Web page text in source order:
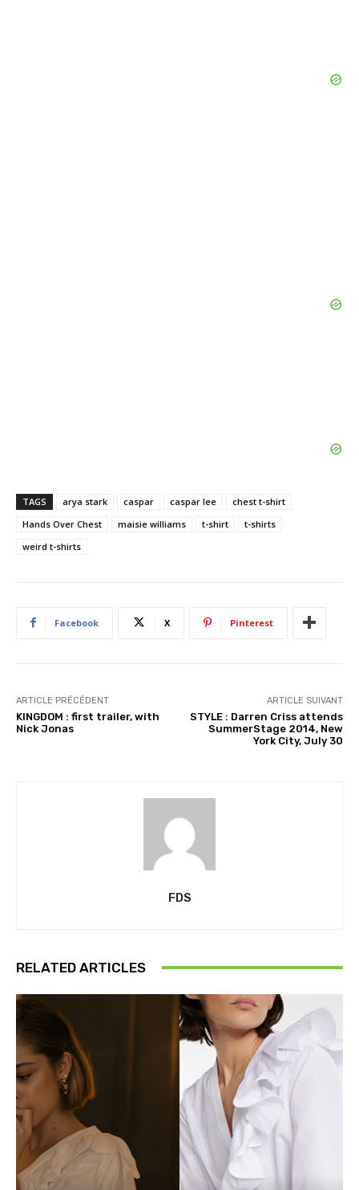
TAGS arya stark caspar caspar lee
chest t-shirt
Hands Over Chest
maisie williams t-shirt
t-shirts
weird t-shirts
Facebook X Pinterest
ARTICLE PRÉCÉDENT
KINGDOM : first trailer, with
Nick Jonas
ARTICLE SUIVANT
STYLE : Darren Criss attends
SummerStage 2014, New
York City, July 30
FDS
RELATED ARTICLES